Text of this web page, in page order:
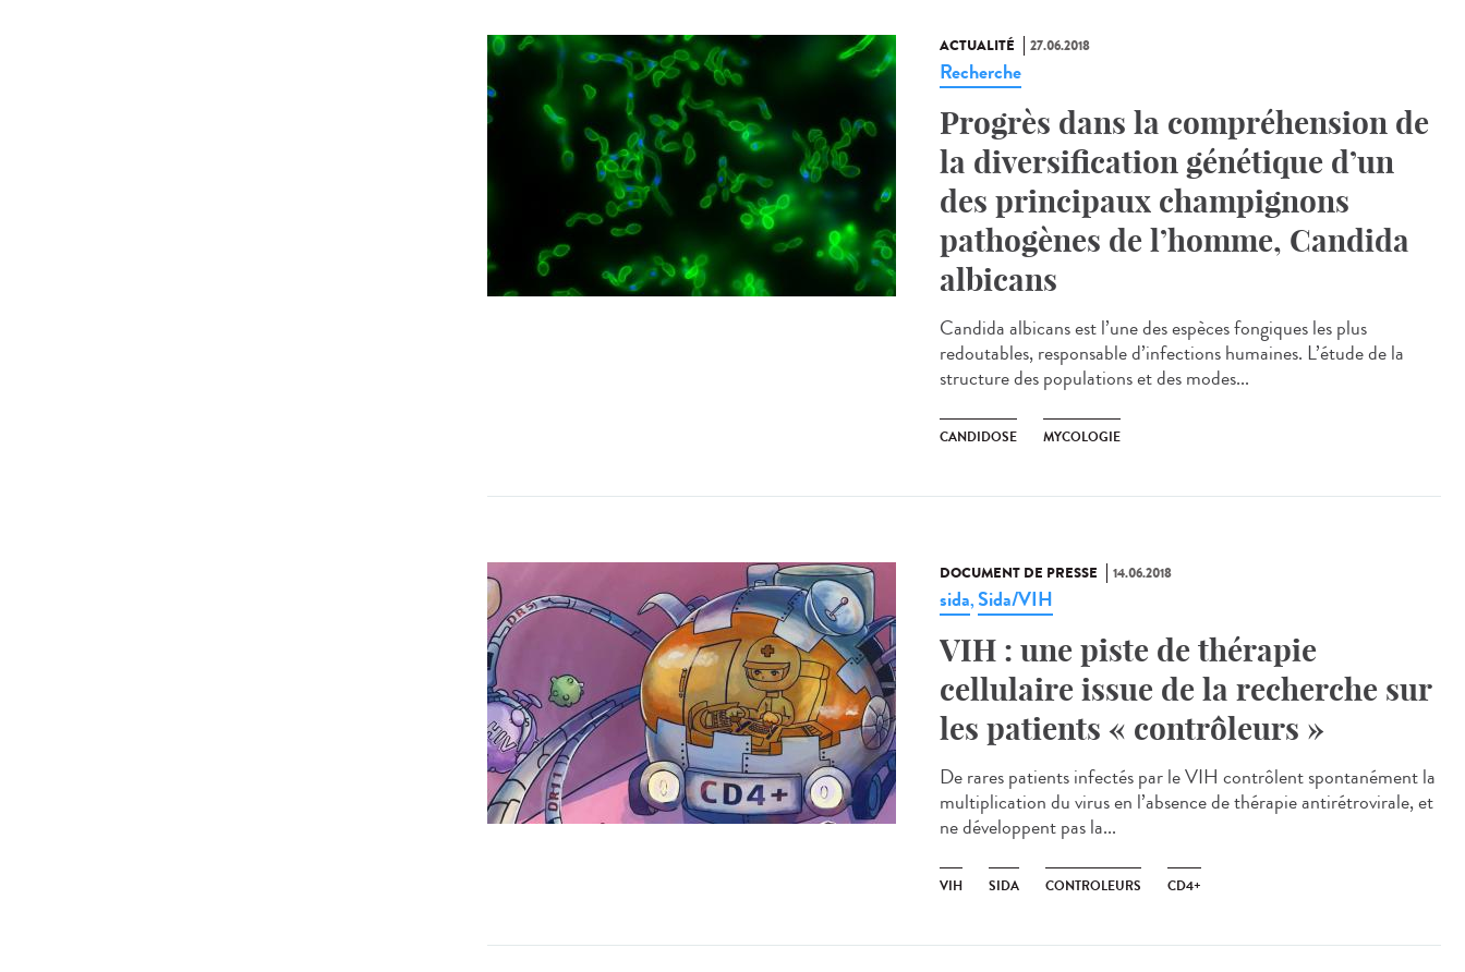
ACTUALITÉ 27.06.2018
Recherche
Progrès dans la compréhension de
la diversification génétique d’un
des principaux champignons
pathogènes de l’homme, Candida
albicans
Candida albicans est l’une des espèces fongiques les plus
redoutables, responsable d’infections humaines. L’étude de la
structure des populations et des modes...
CANDIDOSE MYCOLOGIE
DOCUMENT DE PRESSE 14.06.2018
sida,Sida/VIH
VIH : une piste de thérapie
cellulaire issue de la recherche sur
les patients « contrôleurs »
De rares patients infectés par le VIH contrôlent spontanément la
multiplication du virus en l’absence de thérapie antirétrovirale, et
ne développent pas la...
VIH SIDA CONTROLEURS CD4+